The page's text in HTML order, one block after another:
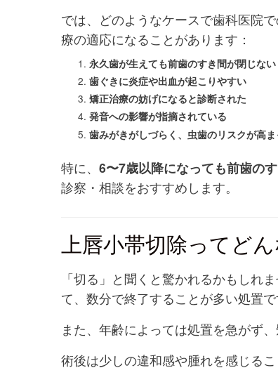
では、どのようなケースで歯科医院
療の適応になることがあります：
永久歯が生えても前歯のすき間が閉じない
歯ぐきに炎症や出血が起こりやすい
矯正治療の妨げになると診断された
発音への影響が指摘されている
歯みがきがしづらく、虫歯のリスクが高
特に、 6〜7歳以降になっても前歯の
診察・相談をおすすめします。
上唇小帯切除ってどん
「切る」と聞くと驚かれるかもしれ
て、数分で終了することが多い処置で
また、年齢によっては処置を急がず
術後は少しの違和感や腫れを感じる